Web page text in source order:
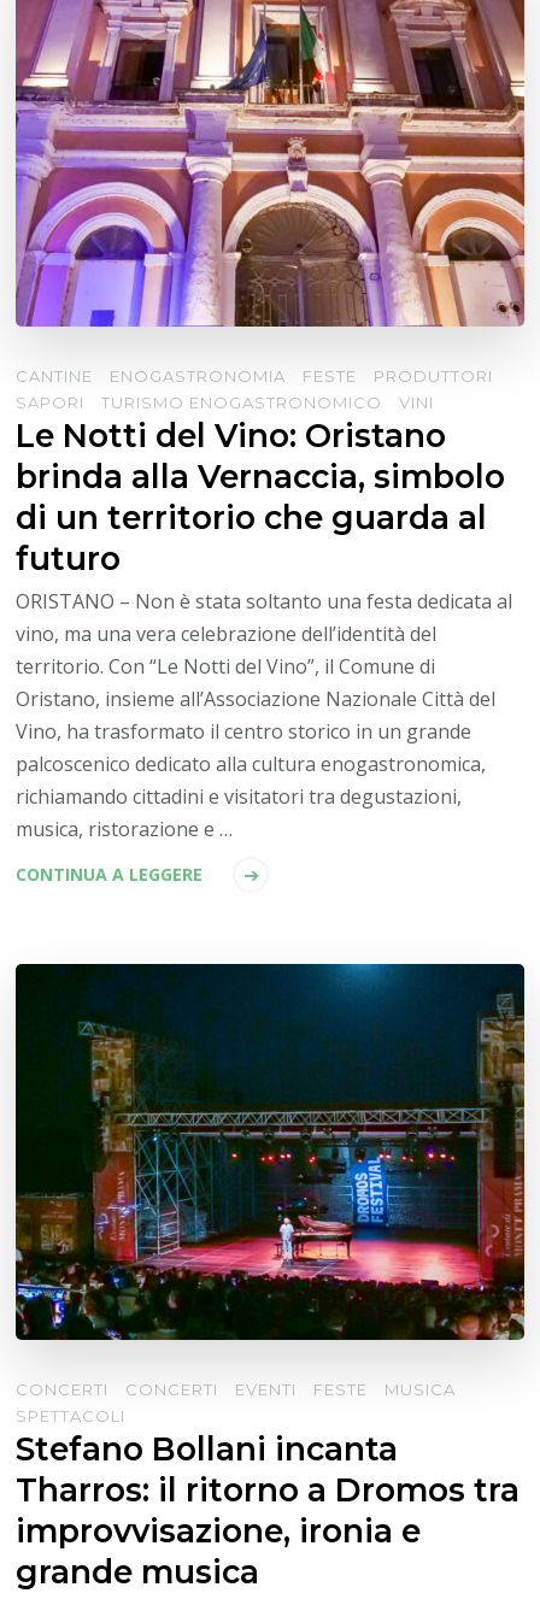
CANTINE ENOGASTRONOMIA FESTE
PRODUTTORI
SAPORI
TURISMO ENOGASTRONOMICO VINI
Le Notti del Vino: Oristano
brinda alla Vernaccia, simbolo
di un territorio che guarda al
futuro
ORISTANO – Non è stata soltanto una festa dedicata al
vino, ma una vera celebrazione dell’identità del
territorio. Con “Le Notti del Vino”, il Comune di
Oristano, insieme all’Associazione Nazionale Città del
Vino, ha trasformato il centro storico in un grande
palcoscenico dedicato alla cultura enogastronomica,
richiamando cittadini e visitatori tra degustazioni,
musica, ristorazione e …
CONTINUA A LEGGERE
CONCERTI CONCERTI EVENTI FESTE
MUSICA
SPETTACOLI
Stefano Bollani incanta
Tharros: il ritorno a Dromos tra
improvvisazione, ironia e
grande musica